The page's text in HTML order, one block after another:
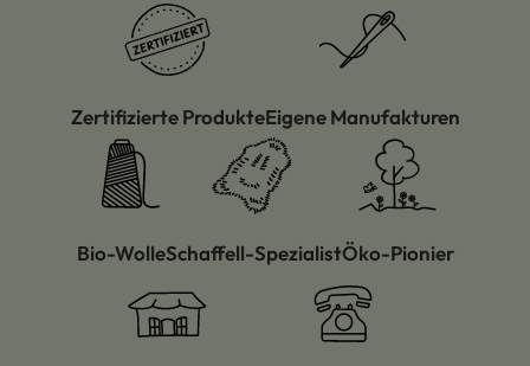
Zertifizierte ProdukteEigene Manufakturen
Bio-WolleSchaffell-SpezialistÖko-Pionier